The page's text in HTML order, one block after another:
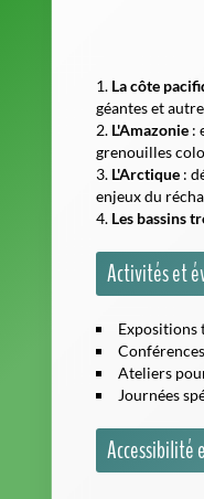
L'Amazonie :
grenouilles
L'Arctique :
enjeux du
Les bassins
Activités et
Expositions
Ateliers
Journées
Des
Transports